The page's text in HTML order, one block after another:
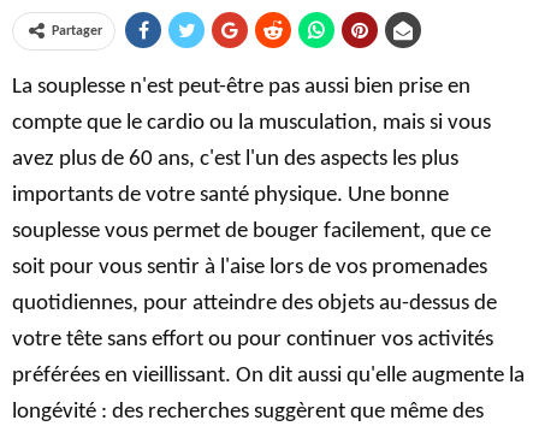
Partager
La souplesse n'est peut-être pas aussi bien prise en
compte que le cardio ou la musculation, mais si vous
avez plus de 60 ans, c'est l'un des aspects les plus
importants de votre santé physique. Une bonne
souplesse vous permet de bouger facilement, que ce
soit pour vous sentir à l'aise lors de vos promenades
quotidiennes, pour atteindre des objets au-dessus de
votre tête sans effort ou pour continuer vos activités
préférées en vieillissant. On dit aussi qu'elle augmente la
longévité : des recherches suggèrent que même des